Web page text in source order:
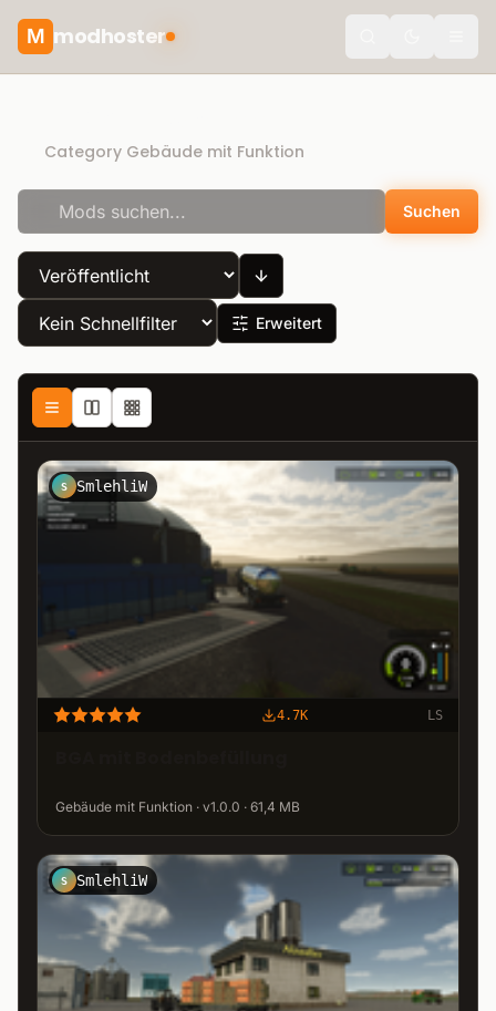
M modhoster
Category Gebäude mit Funktion
Suchen
Erweitert
S SmlehliW
4.7K LS
Gebäude mit Funktion · v1.0.0 · 61,4 MB
S SmlehliW